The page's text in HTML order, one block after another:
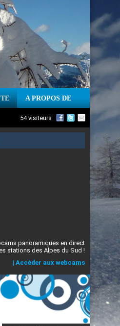
A PROPOS DE
54 visiteurs
panoramiques en direct
stations des Alpes du Sud !
| Accèder aux webcams